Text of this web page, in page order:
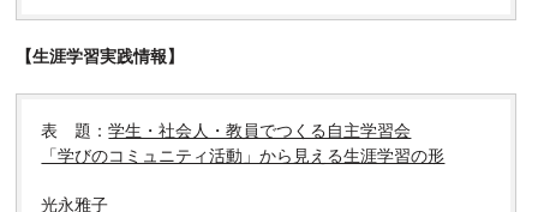
【生涯学習実践情報】
表 題：学生・社会人・教員でつくる自主学習会
「学びのコミュニティ活動」から見える生涯学習の形
光永雅子